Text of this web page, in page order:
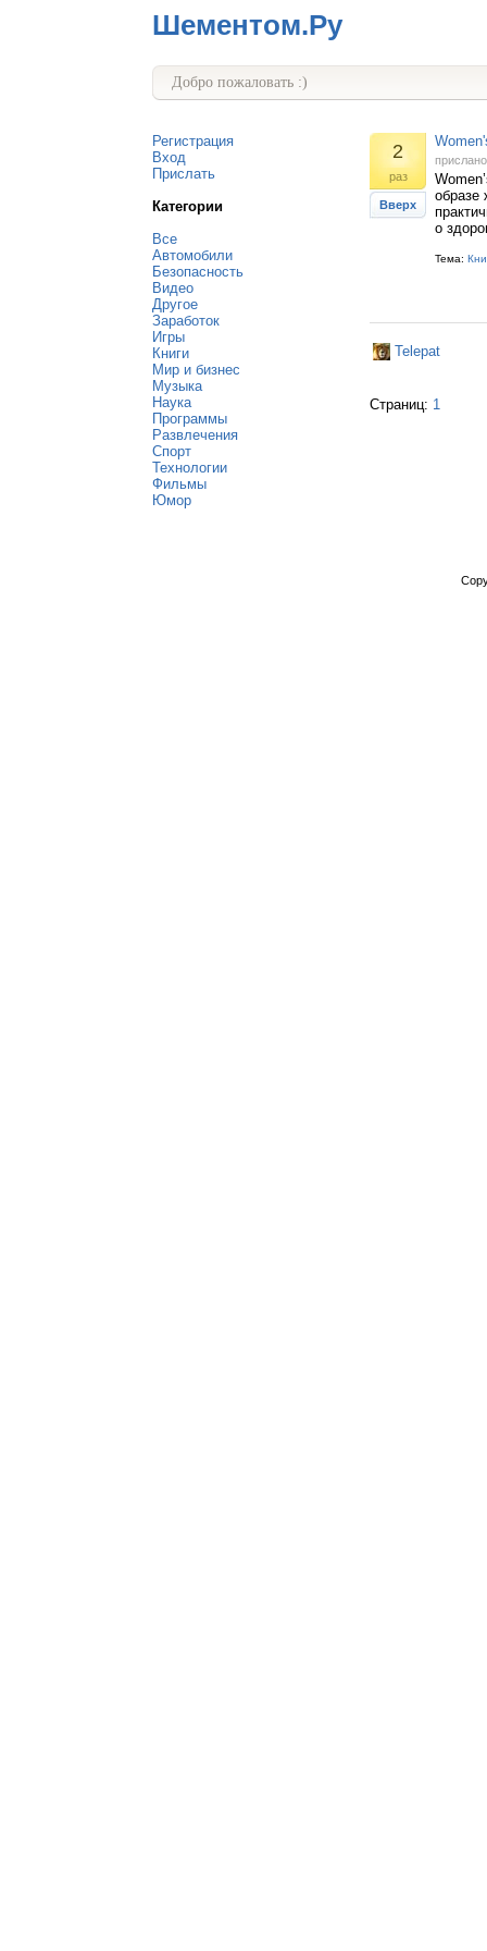
Шементом.Ру
Добро пожаловать :)
Регистрация
Вход
Прислать
Категории
Все
Автомобили
Безопасность
Видео
Другое
Заработок
Игры
Книги
Мир и бизнес
Музыка
Наука
Программы
Развлечения
Спорт
Технологии
Фильмы
Юмор
2
раз
Вверх
образе
о
Тема:
Telepat
Страниц: 1